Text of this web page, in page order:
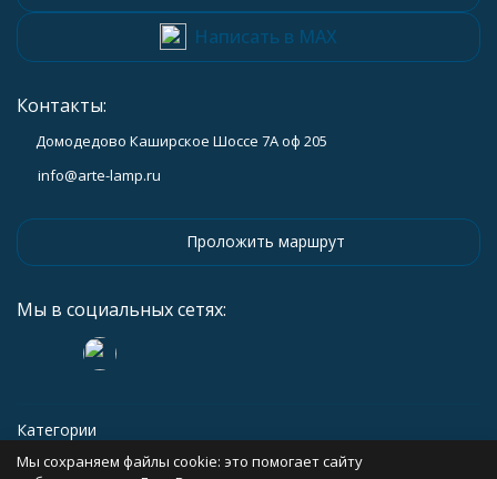
Написать в MAX
Контакты:
Домодедово Каширское Шоссе 7А оф 205
info@arte-lamp.ru
Проложить маршрут
Мы в социальных сетях:
Категории
Мы сохраняем файлы cookie: это помогает сайту